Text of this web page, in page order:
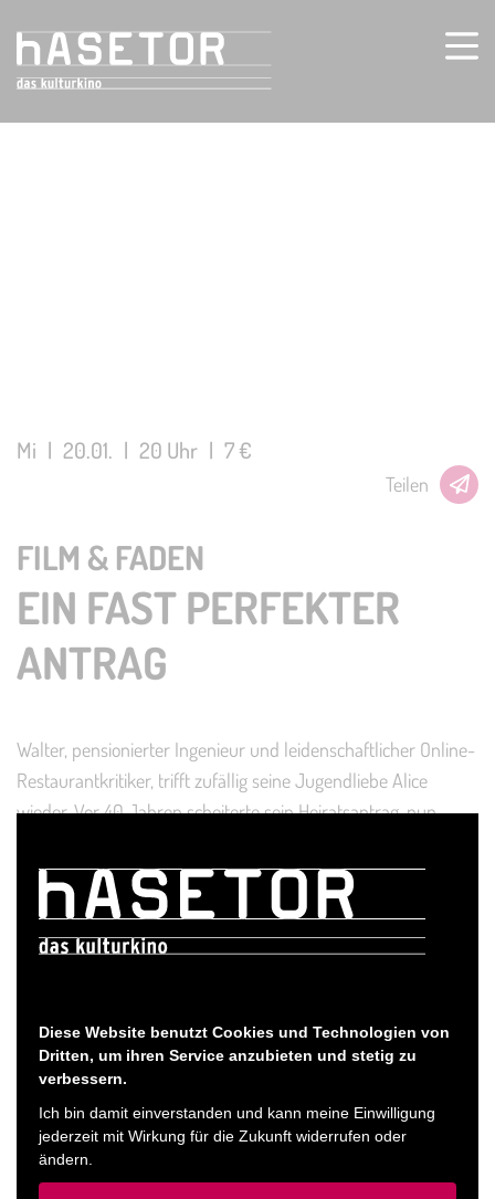
Mi | 20.01. | 20 Uhr | 7 €
Teilen
FILM & FADEN
EIN FAST PERFEKTER
ANTRAG
Walter, pensionierter Ingenieur und leidenschaftlicher Online-
Restaurantkritiker, trifft zufällig seine Jugendliebe Alice
wieder. Vor 40 Jahren scheiterte sein Heiratsantrag, nun
Kunstprofessorin denkt gar nicht daran, ihr unabhängiges
Leben aufzugeben. Erst soll Walter echtes Interesse an ihrer
Welt zeigen. Also schreibt er sich kurzerhand in ihren
alte Liebe wirklich nicht rostet.
Während auf der Leinwand alte Liebe neue Maschen schlägt,
dürfen im Saal die Nadeln mitlaufen. Einfach Strick- oder
Häkelprojekt mitbringen!
Diese Website benutzt Cookies und Technologien von
Dritten, um ihren Service anzubieten und stetig zu
verbessern.
Ich bin damit einverstanden und kann meine Einwilligung
jederzeit mit Wirkung für die Zukunft widerrufen oder
ändern.